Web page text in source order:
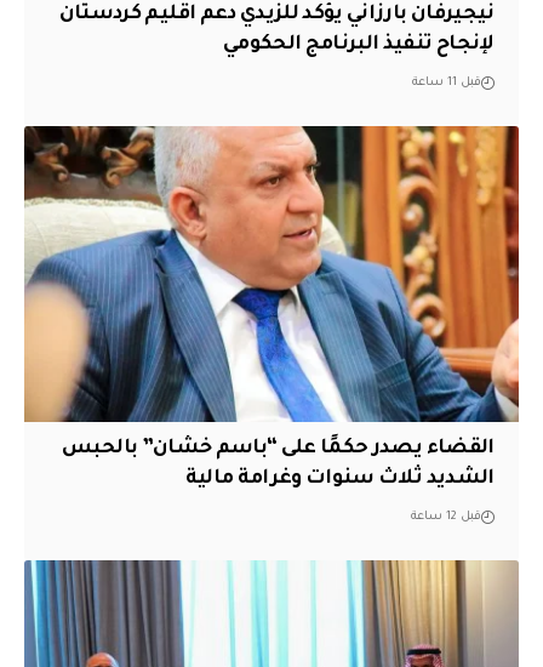
نيجيرفان بارزاني يؤكد للزيدي دعم اقليم ‏كردستان
لإنجاح تنفيذ البرنامج الحكومي
قبل 11 ساعة
القضاء يصدر حكمًا على “باسم خشان” بالحبس
الشديد ثلاث سنوات وغرامة مالية
قبل 12 ساعة